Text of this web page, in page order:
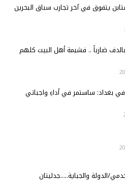
1".. فرستابن يتفوق في آخر تجارب سباق البحرين
ضارباً .. فشيمة أهل البيت كلهم
في بغداد: ساستمر في أداءِ واجباتي
الدولة والجباية.....جدليتان